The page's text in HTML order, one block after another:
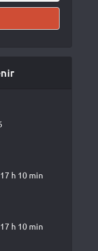
h 10 min
h 10 min